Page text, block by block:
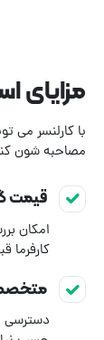
مزایای
با کارلنسر می
مصاحبه شون
قیمت
امکان
کارفرما
دسترسی